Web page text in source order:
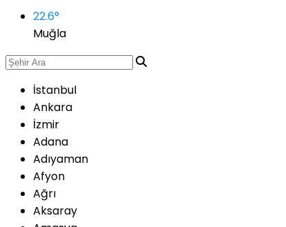
22.6°
Muğla
İstanbul
Ankara
İzmir
Adana
Adıyaman
Afyon
Ağrı
Aksaray